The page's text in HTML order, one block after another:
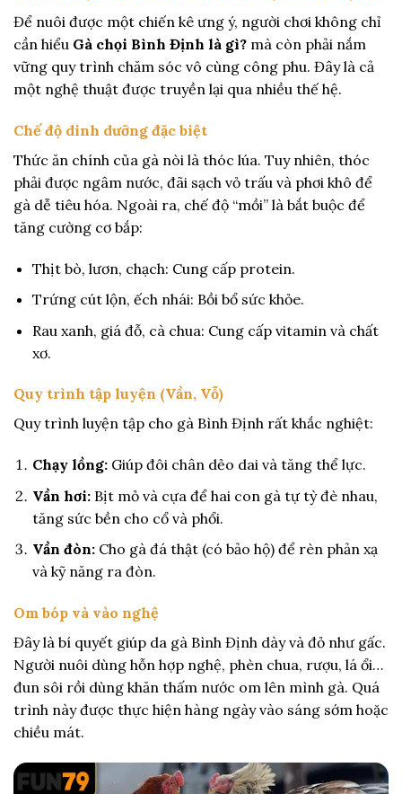
Để nuôi được một chiến kê ưng ý, người chơi không chỉ
cần hiểu Gà chọi Bình Định là gì? mà còn phải nắm
vững quy trình chăm sóc vô cùng công phu. Đây là cả
một nghệ thuật được truyền lại qua nhiều thế hệ.
Chế độ dinh dưỡng đặc biệt
Thức ăn chính của gà nòi là thóc lúa. Tuy nhiên, thóc
phải được ngâm nước, đãi sạch vỏ trấu và phơi khô để
gà dễ tiêu hóa. Ngoài ra, chế độ “mồi” là bắt buộc để
tăng cường cơ bắp:
Thịt bò, lươn, chạch: Cung cấp protein.
Trứng cút lộn, ếch nhái: Bồi bổ sức khỏe.
Rau xanh, giá đỗ, cà chua: Cung cấp vitamin và chất
xơ.
Quy trình tập luyện (Vần, Vỗ)
Quy trình luyện tập cho gà Bình Định rất khắc nghiệt:
Chạy lồng:Giúp đôi chân dẻo dai và tăng thể lực.
Vần hơi:Bịt mỏ và cựa để hai con gà tự tỳ đè nhau,
tăng sức bền cho cổ và phổi.
Vần đòn:Cho gà đá thật (có bảo hộ) để rèn phản xạ
và kỹ năng ra đòn.
Om bóp và vào nghệ
Đây là bí quyết giúp da gà Bình Định dày và đỏ như gấc.
Người nuôi dùng hỗn hợp nghệ, phèn chua, rượu, lá ổi…
đun sôi rồi dùng khăn thấm nước om lên mình gà. Quá
trình này được thực hiện hàng ngày vào sáng sớm hoặc
chiều mát.